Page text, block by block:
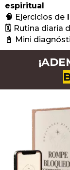
espiritual
🧠 Ejercicios de
🗓️ Rutina diaria
📓 Mini